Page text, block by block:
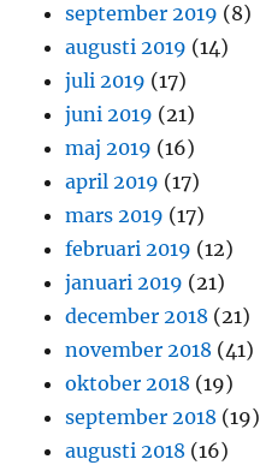
september 2019 (8)
augusti 2019 (14)
juli 2019 (17)
juni 2019 (21)
maj 2019 (16)
april 2019 (17)
mars 2019 (17)
februari 2019 (12)
januari 2019 (21)
december 2018 (21)
november 2018 (41)
oktober 2018 (19)
september 2018 (19)
augusti 2018 (16)